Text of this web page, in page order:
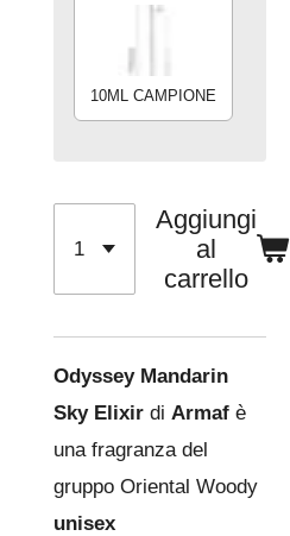
10ML CAMPIONE
Aggiungi
al
carrello
Odyssey Mandarin
Sky Elixir di Armaf è
una fragranza del
gruppo Oriental Woody
unisex